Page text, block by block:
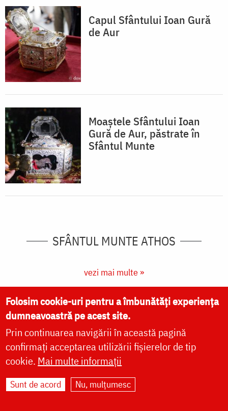
Capul Sfântului Ioan Gură
de Aur
Moaștele Sfântului Ioan
Gură de Aur, păstrate în
Sfântul Munte
SFÂNTUL MUNTE ATHOS
vezi mai multe »
Folosim cookie-uri pentru a îmbunătăți experiența
dumneavoastră pe acest site.
Prin continuarea navigării în această pagină
confirmați acceptarea utilizării fișierelor de tip
cookie. Mai multe informații
Sunt de acord Nu, mulțumesc